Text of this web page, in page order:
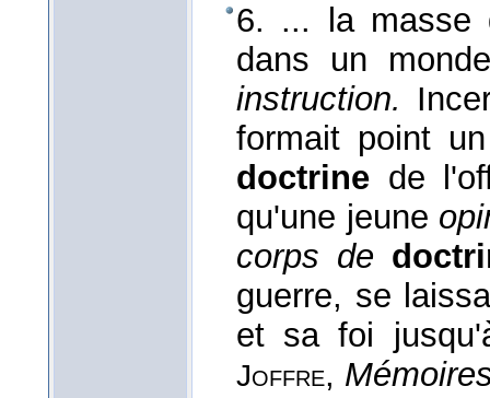
6. ... la masse
dans un
instruction.
formait point
doctrine de
qu'une jeune
corps de
guerre, se
et sa foi
Joffre,